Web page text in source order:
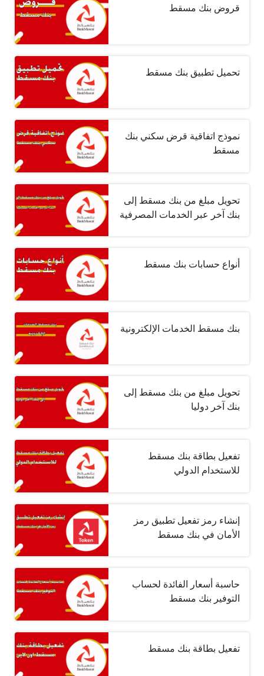
قروض بنك مسقط
تحميل تطبيق بنك مسقط
نموذج اتفاقية قرض سكني بنك
مسقط
تحويل مبلغ من بنك مسقط إلى
بنك آخر عبر الخدمات المصرفية
أنواع حسابات بنك مسقط
بنك مسقط الخدمات الإلكترونية
تحويل مبلغ من بنك مسقط إلى
بنك آخر دوليا
تفعيل بطاقة بنك مسقط
للاستخدام الدولي
إنشاء رمز تفعيل تطبيق رمز
الأمان في بنك مسقط
حاسبة أسعار الفائدة لحساب
التوفير بنك مسقط
تفعيل بطاقة بنك مسقط